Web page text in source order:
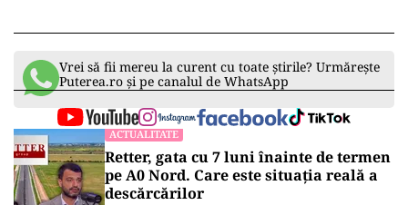
Vrei să fii mereu la curent cu toate știrile? Urmărește
Puterea.ro și pe canalul de WhatsApp
ACTUALITATE
Retter, gata cu 7 luni înainte de termen
pe A0 Nord. Care este situația reală a
descărcărilor